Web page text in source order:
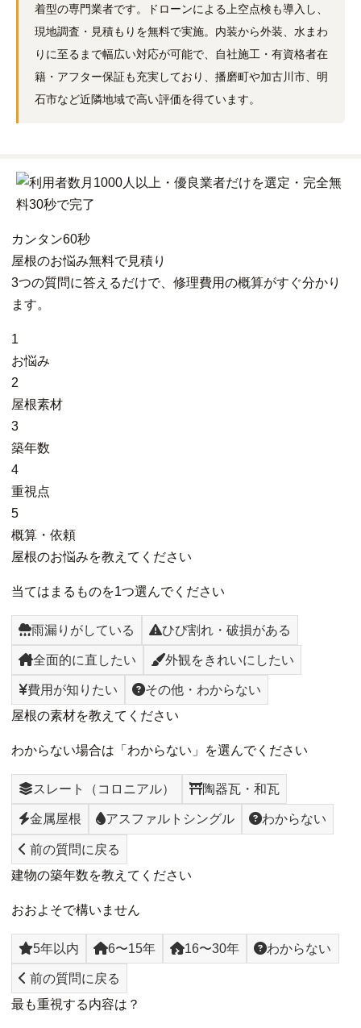
着型の専門業者です。ドローンによる上空点検も導入し、
現地調査・見積もりを無料で実施。内装から外装、水まわ
りに至るまで幅広い対応が可能で、自社施工・有資格者在
籍・アフター保証も充実しており、播磨町や加古川市、明
石市など近隣地域で高い評価を得ています。
カンタン60秒
屋根のお悩み無料で見積り
3つの質問に答えるだけで、修理費用の概算がすぐ分かり
ます。
1
お悩み
2
屋根素材
3
築年数
4
重視点
5
概算・依頼
屋根のお悩みを教えてください
当てはまるものを1つ選んでください
雨漏りがしている ひび割れ・破損がある
全面的に直したい 外観をきれいにしたい
費用が知りたい
その他・わからない
屋根の素材を教えてください
わからない場合は「わからない」を選んでください
スレート（コロニアル） 陶器瓦・和瓦
金属屋根 アスファルトシングル わからない
前の質問に戻る
建物の築年数を教えてください
おおよそで構いません
5年以内 6〜15年 16〜30年 わからない
前の質問に戻る
最も重視する内容は？